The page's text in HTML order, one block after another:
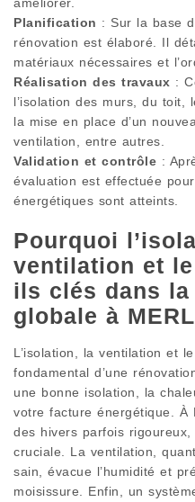
Planification : Sur la base
rénovation est élaboré. Il
matériaux nécessaires et
Réalisation des travaux :
l’isolation des murs, du toit,
la mise en place d’un
ventilation, entre autres.
Validation et contrôle :
évaluation est effectuée
énergétiques sont atteints.
Pourquoi
ventilation et
ils clés dans la
globale à
L’isolation, la ventilation et
fondamental d’une
une bonne isolation, la
votre facture énergétique. À
des hivers parfois
cruciale. La ventilation,
sain, évacue l’humidité et
moisissure. Enfin, un